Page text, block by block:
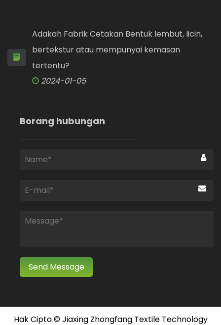
Adakah Fabrik Cetakan Bentuk lembut, licin,
bertekstur atau mempunyai kemasan
tertentu?
2024-01-05
Borang hubungan
Hak Cipta ©Jiaxing Zhongfang Textile Technology